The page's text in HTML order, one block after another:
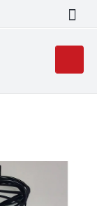
košík